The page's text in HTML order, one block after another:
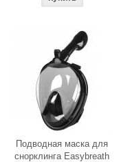
Подводная маска для
снорклинга Easybreath